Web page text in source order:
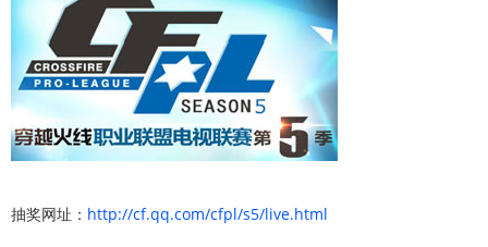
抽奖网址： http://cf.qq.com/cfpl/s5/live.html